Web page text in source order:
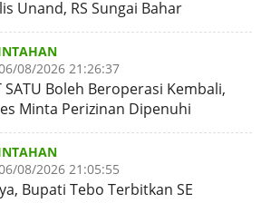
Unand, RS Sungai Bahar
Naik Kelas
08/2026 21:26:37
SATU Boleh Beroperasi Kembali,
Minta Perizinan Dipenuhi
08/2026 21:05:55
Bupati Tebo Terbitkan SE